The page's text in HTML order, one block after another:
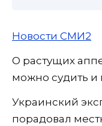
Новости СМИ2
О растущих
можно судить
Украинский
порадовал